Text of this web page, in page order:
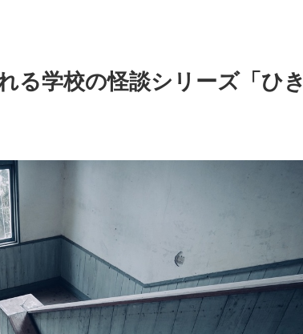
る学校の怪談シリーズ「ひき